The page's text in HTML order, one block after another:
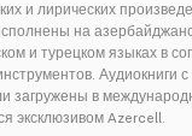
и лирических
на
и турецком языках в
Аудиокниги
загружены в
эксклюзивом Azercell.